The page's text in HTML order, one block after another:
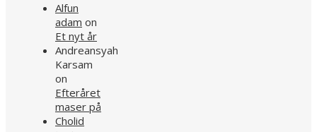
Alfun
adam on
Et nyt år
Andreansyah
Karsam
on
Efteråret
maser på
Cholid